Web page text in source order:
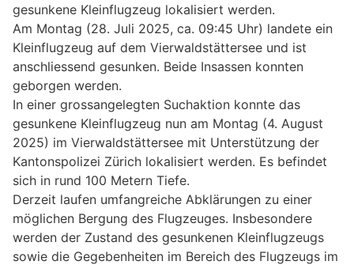
gesunkene Kleinflugzeug lokalisiert werden.
Am Montag (28. Juli 2025, ca. 09:45 Uhr) landete ein
Kleinflugzeug auf dem Vierwaldstättersee und ist
anschliessend gesunken. Beide Insassen konnten
geborgen werden.
In einer grossangelegten Suchaktion konnte das
gesunkene Kleinflugzeug nun am Montag (4. August
2025) im Vierwaldstättersee mit Unterstützung der
Kantonspolizei Zürich lokalisiert werden. Es befindet
sich in rund 100 Metern Tiefe.
Derzeit laufen umfangreiche Abklärungen zu einer
möglichen Bergung des Flugzeuges. Insbesondere
werden der Zustand des gesunkenen Kleinflugzeugs
sowie die Gegebenheiten im Bereich des Flugzeugs im